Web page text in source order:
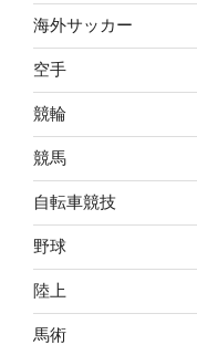
海外サッカー
空手
競輪
競馬
自転車競技
野球
陸上
馬術